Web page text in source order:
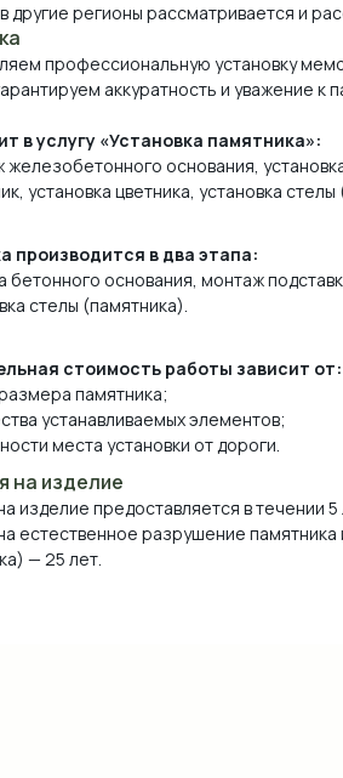
другие регионы рассматривается и
профессиональную установку
аккуратность и уважение к
в услугу «Установка памятника»:
железобетонного основания,
установка цветника, установка
производится в два этапа:
бетонного основания, монтаж
стелы (памятника).
стоимость работы зависит от:
памятника;
устанавливаемых элементов;
места установки от дороги.
на изделие
изделие предоставляется в течении
естественное разрушение памятника
— 25 лет.